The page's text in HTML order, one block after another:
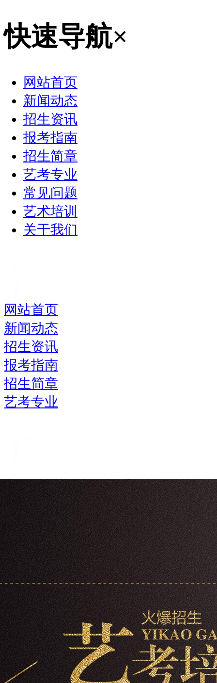
快速导航×
网站首页
新闻动态
招生资讯
报考指南
招生简章
艺考专业
常见问题
艺术培训
关于我们
网站首页
新闻动态
招生资讯
报考指南
招生简章
艺考专业